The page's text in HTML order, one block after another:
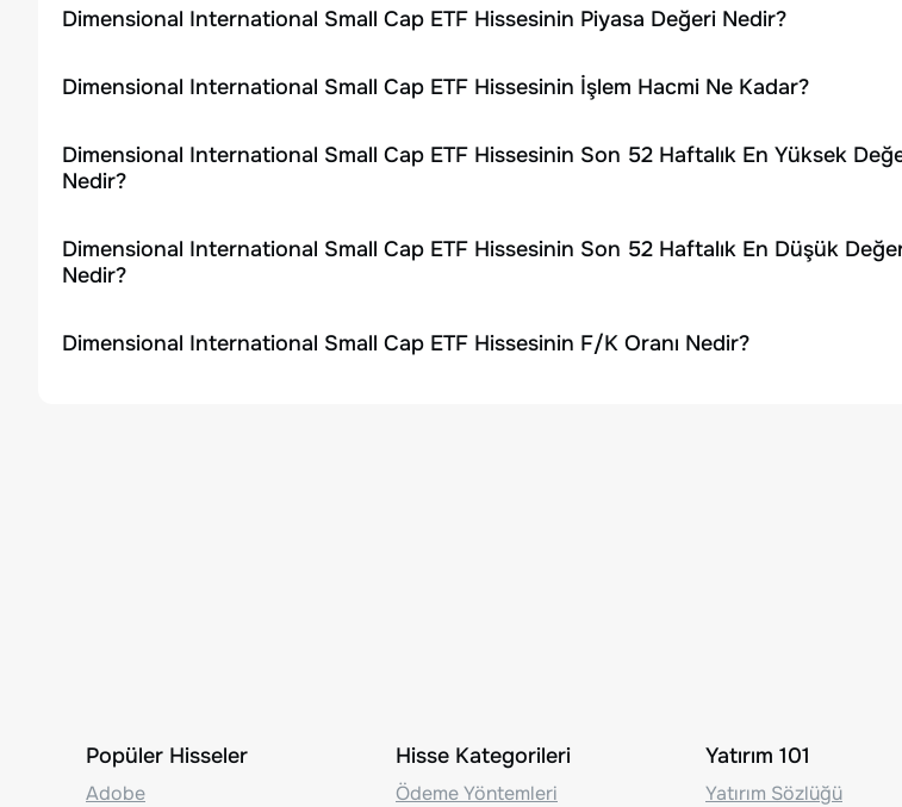
Dimensional International Small Cap ETF Hissesinin Piyasa Değeri Nedir?
Dimensional International Small Cap ETF Hissesinin İşlem Hacmi Ne Kadar?
Dimensional International Small Cap ETF Hissesinin Son 52 Haftalık En Yüksek
Nedir?
Dimensional International Small Cap ETF Hissesinin Son 52 Haftalık En Düşük
Nedir?
Dimensional International Small Cap ETF Hissesinin F/K Oranı Nedir?
Popüler Hisseler
Adobe
Hisse Kategorileri
Ödeme Yöntemleri
Yatırım 101
Yatırım Sözlüğü